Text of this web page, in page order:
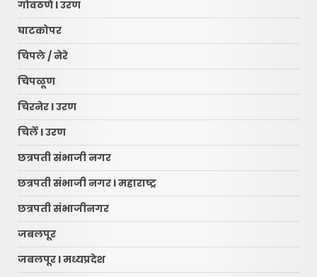
गोवठणे l उरण
घाटकोपर
चिपले / नेरे
चिपळूण
चिरनेर l उरण
चिर्ले l उरण
छत्रपती संभाजी नगर
छत्रपती संभाजी नगर l महाराष्ट्र
छत्रपती संभाजीनगर
जबलपूर
जबलपूर l मध्यप्रदेश